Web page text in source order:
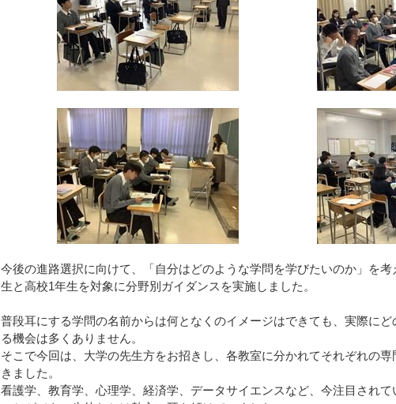
今後の進路選択に向けて、「自分はどのような学問を学びたいのか」を
生と高校1年生を対象に分野別ガイダンスを実施しました。
普段耳にする学問の名前からは何となくのイメージはできても、実際に
る機会は多くありません。
そこで今回は、大学の先生方をお招きし、各教室に分かれてそれぞれの
きました。
看護学、教育学、心理学、経済学、データサイエンスなど、今注目され